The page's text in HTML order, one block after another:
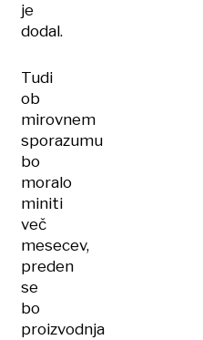
je
dodal.
Tudi
ob
mirovnem
sporazumu
bo
moralo
miniti
več
mesecev,
preden
se
bo
proizvodnja